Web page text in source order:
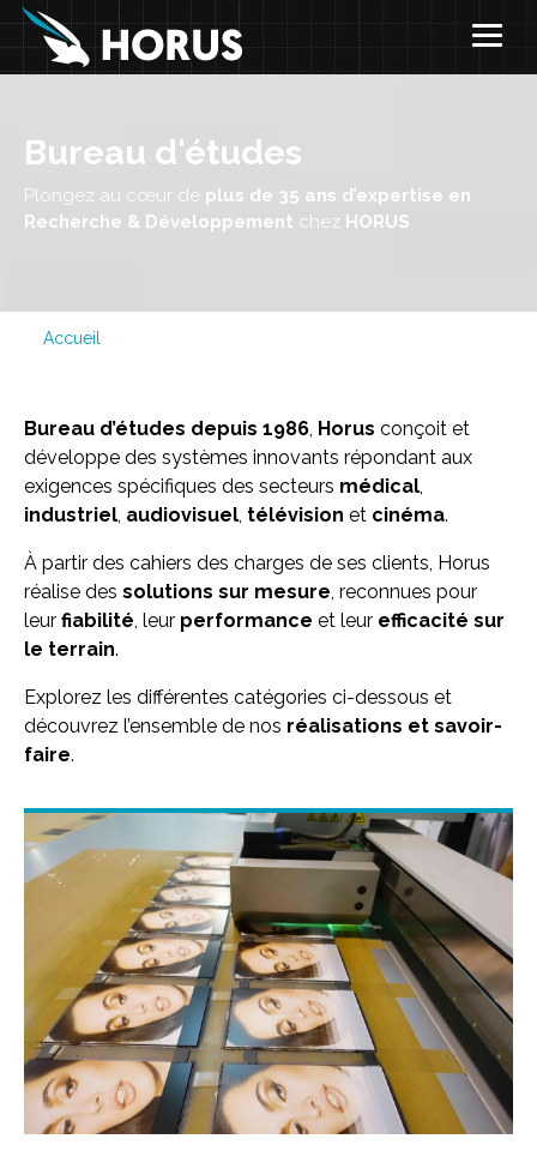
Aller
contenu
Bureau d'études
Plongez au cœur de plus de 35 ans d’expertise en
Recherche & Développement chez HORUS
Accueil
Bureau d’études depuis 1986 Horus conçoit et
développe des systèmes innovants répondant aux
exigences spécifiques des secteurs médical
industriel audiovisuel télévision et cinéma.
À partir des cahiers des charges de ses clients, Horus
réalise des solutions sur mesure , reconnues pour
leur fiabilité , leur performance et leur efficacité sur
le terrain.
Explorez les différentes catégories ci-dessous et
découvrez l’ensemble de nos réalisations et savoir-
faire.
Image